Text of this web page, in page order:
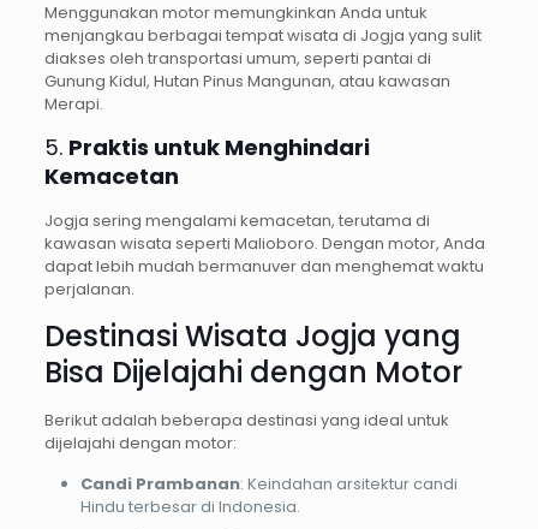
Menggunakan motor memungkinkan Anda untuk
menjangkau berbagai tempat wisata di Jogja yang sulit
diakses oleh transportasi umum, seperti pantai di
Gunung Kidul, Hutan Pinus Mangunan, atau kawasan
Merapi.
5. Praktis untuk Menghindari
Kemacetan
Jogja sering mengalami kemacetan, terutama di
kawasan wisata seperti Malioboro. Dengan motor, Anda
dapat lebih mudah bermanuver dan menghemat waktu
perjalanan.
Destinasi Wisata Jogja yang
Bisa Dijelajahi dengan Motor
Berikut adalah beberapa destinasi yang ideal untuk
dijelajahi dengan motor:
Candi Prambanan: Keindahan arsitektur candi
Hindu terbesar di Indonesia.